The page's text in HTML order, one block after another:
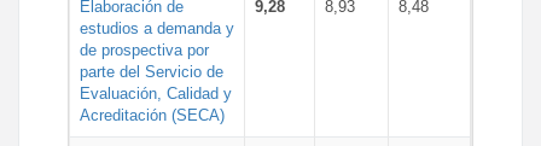
Elaboración de
estudios a demanda y
de prospectiva por
parte del Servicio de
Evaluación, Calidad y
Acreditación (SECA)
9,28 8,93 8,48